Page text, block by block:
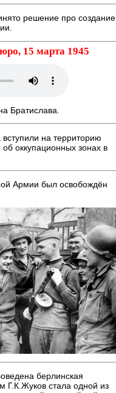
решение про создание
15 марта 1945
Братислава.
вступили на территорию
оккупационных зонах в
Армии был освобождён
берлинская
Г.К.Жуков стала одной из